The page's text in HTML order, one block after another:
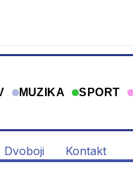
MUZIKA SPORT
Dvoboji Kontakt